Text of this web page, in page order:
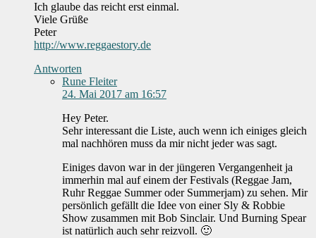
Ich glaube das reicht erst einmal.
Viele Grüße
Peter
http://www.reggaestory.de
Antworten
Rune Fleiter
24. Mai 2017 am 16:57
Hey Peter.
Sehr interessant die Liste, auch wenn ich einiges gleich
mal nachhören muss da mir nicht jeder was sagt.
Einiges davon war in der jüngeren Vergangenheit ja
immerhin mal auf einem der Festivals (Reggae Jam,
Ruhr Reggae Summer oder Summerjam) zu sehen. Mir
persönlich gefällt die Idee von einer Sly & Robbie
Show zusammen mit Bob Sinclair. Und Burning Spear
ist natürlich auch sehr reizvoll. 🙂